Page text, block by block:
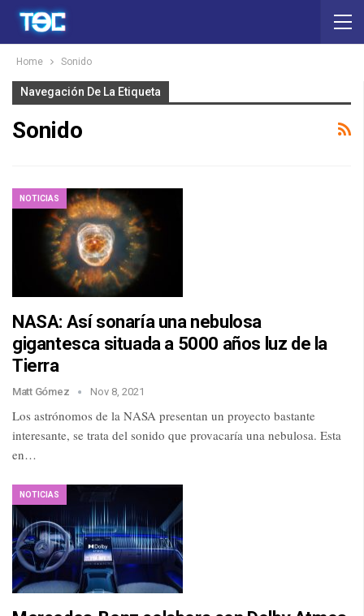
Home Sonido
Navegación De La Etiqueta
Sonido
NOTICIAS
NASA: Así sonaría una nebulosa
gigantesca situada a 5000 años luz de la
Tierra
Matt Gómez Nov 8, 2021
Los astrónomos de la NASA presentan un proyecto bastante
interesante, se trata del sonido que provacaría una nebulosa. Esta
en…
NOTICIAS